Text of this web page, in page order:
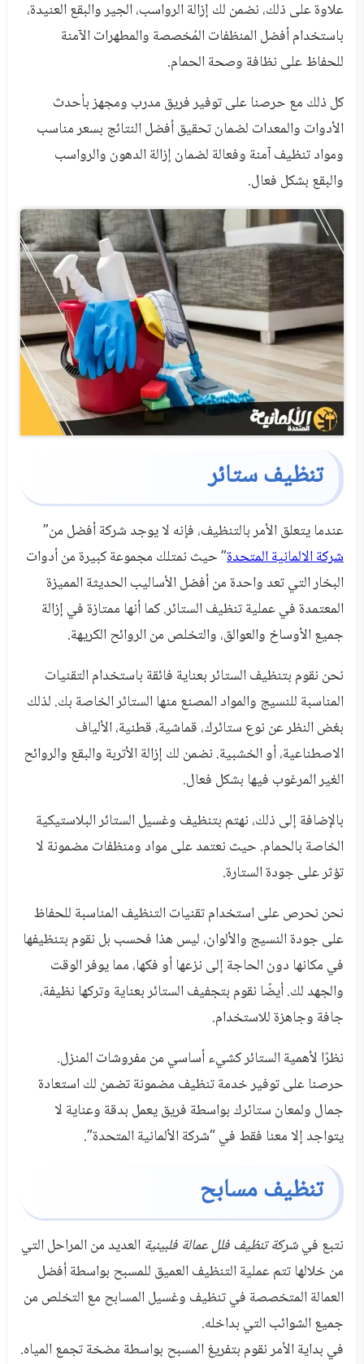
علاوة على ذلك، نضمن لك إزالة الرواسب، الجير والبقع العنيدة،
باستخدام أفضل المنظفات المُخصصة والمطهرات الآمنة
للحفاظ على نظافة وصحة الحمام.
كل ذلك مع حرصنا على توفير فريق مدرب ومجهز بأحدث
الأدوات والمعدات لضمان تحقيق أفضل النتائج بسعر مناسب
ومواد تنظيف آمنة وفعالة لضمان إزالة الدهون والرواسب
والبقع بشكل فعال.
تنظيف ستائر
عندما يتعلق الأمر بالتنظيف، فإنه لا يوجد شركة أفضل من”
شركة الالمانية المتحدة” حيث نمتلك مجموعة كبيرة من أدوات
البخار التي تعد واحدة من أفضل الأساليب الحديثة المميزة
المعتمدة في عملية تنظيف الستائر. كما أنها ممتازة في إزالة
جميع الأوساخ والعوالق، والتخلص من الروائح الكريهة.
نحن نقوم بتنظيف الستائر بعناية فائقة باستخدام التقنيات
المناسبة للنسيج والمواد المصنع منها الستائر الخاصة بك. لذلك
بغض النظر عن نوع ستائرك، قماشية، قطنية، الألياف
الاصطناعية، أو الخشبية. نضمن لك إزالة الأتربة والبقع والروائح
الغير المرغوب فيها بشكل فعال.
بالإضافة إلى ذلك، نهتم بتنظيف وغسيل الستائر البلاستيكية
الخاصة بالحمام. حيث نعتمد على مواد ومنظفات مضمونة لا
تؤثر على جودة الستارة.
نحن نحرص على استخدام تقنيات التنظيف المناسبة للحفاظ
على جودة النسيج والألوان، ليس هذا فحسب بل نقوم بتنظيفها
في مكانها دون الحاجة إلى نزعها أو فكها، مما يوفر الوقت
والجهد لك. أيضًا نقوم بتجفيف الستائر بعناية وتركها نظيفة،
جافة وجاهزة للاستخدام.
نظرًا لأهمية الستائر كشيء أساسي من مفروشات المنزل.
حرصنا على توفير خدمة تنظيف مضمونة تضمن لك استعادة
جمال ولمعان ستائرك بواسطة فريق يعمل بدقة وعناية لا
يتواجد إلا معنا فقط في “شركة الألمانية المتحدة”.
تنظيف مسابح
نتبع فيشركة تنظيف فلل عمالة فلبينية العديد من المراحل التي
من خلالها تتم عملية التنظيف العميق للمسبح بواسطة أفضل
العمالة المتخصصة في تنظيف وغسيل المسابح مع التخلص من
جميع الشوائب التي بداخله.
في بداية الأمر نقوم بتفريغ المسبح بواسطة مضخة تجمع المياه.